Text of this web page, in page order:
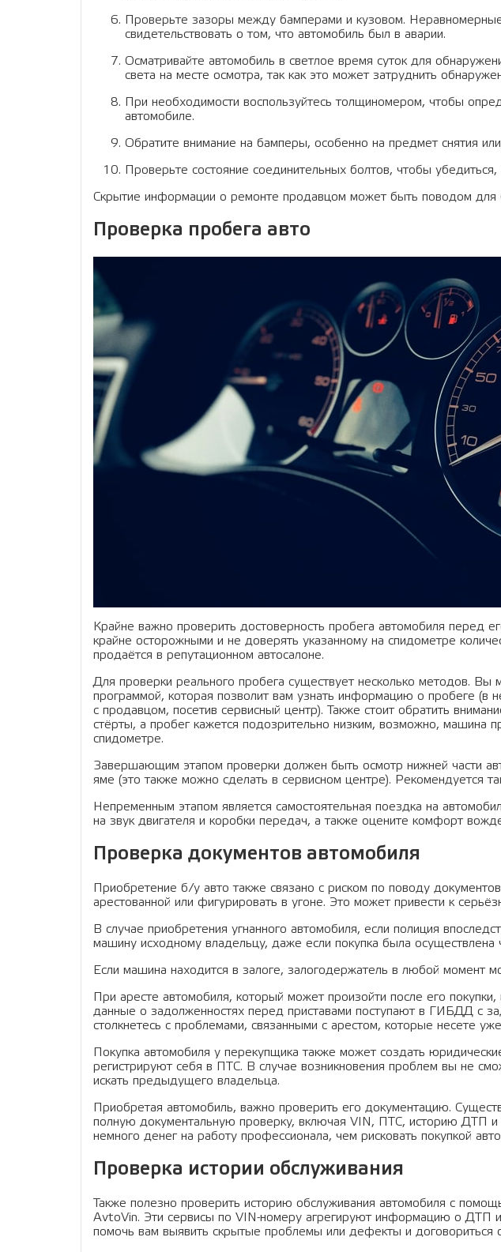
Проверьте зазоры между бамперами и кузовом.
свидетельствовать о том, что автомобиль был в аварии.
Осматривайте автомобиль в светлое время суток для
света на месте осмотра, так как это может затруднить
При необходимости воспользуйтесь толщиномером, чтобы
автомобиле.
Обратите внимание на бамперы, особенно на предмет снятия
Проверьте состояние соединительных болтов, чтобы
Скрытие информации о ремонте продавцом может быть поводом для
Проверка пробега авто
Крайне важно проверить достоверность пробега автомобиля перед
крайне осторожными и не доверять указанному на спидометре
продаётся в репутационном автосалоне.
Для проверки реального пробега существует несколько методов. Вы
программой, которая позволит вам узнать информацию о пробеге (в
с продавцом, посетив сервисный центр). Также стоит обратить
стёрты, а пробег кажется подозрительно низким, возможно, машина
спидометре.
Завершающим этапом проверки должен быть осмотр нижней части
яме (это также можно сделать в сервисном центре). Рекомендуется
Непременным этапом является самостоятельная поездка на
на звук двигателя и коробки передач, а также оцените комфорт
Проверка документов автомобиля
Приобретение б/у авто также связано с риском по поводу
арестованной или фигурировать в угоне. Это может привести к
В случае приобретения угнанного автомобиля, если полиция
машину исходному владельцу, даже если покупка была осуществлена
Если машина находится в залоге, залогодержатель в любой момент
При аресте автомобиля, который может произойти после его
данные о задолженностях перед приставами поступают в ГИБДД с
столкнетесь с проблемами, связанными с арестом, которые несете
Покупка автомобиля у перекупщика также может создать
регистрируют себя в ПТС. В случае возникновения проблем вы не
искать предыдущего владельца.
Приобретая автомобиль, важно проверить его документацию.
полную документальную проверку, включая VIN, ПТС, историю ДТП и
немного денег на работу профессионала, чем рисковать покупкой
Проверка истории обслуживания
Также полезно проверить историю обслуживания автомобиля с
AvtoVin. Эти сервисы по VIN-номеру агрегируют информацию о
помочь вам выявить скрытые проблемы или дефекты и договориться